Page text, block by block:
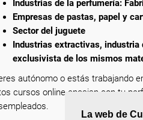
La web de
Industrias de la perfumería:
Empresas de pastas, papel y
Sector del juguete
Industrias extractivas,
exclusivista de los mismos
autónomo o estás trabajando
cursos online encajan con tu